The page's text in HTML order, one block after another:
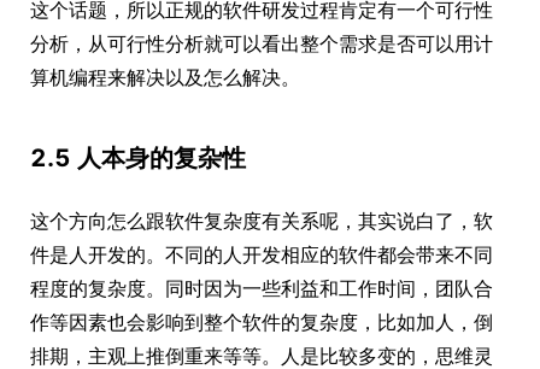
这个话题，所以正规的软件研发过程肯定有一个可行性
分析，从可行性分析就可以看出整个需求是否可以用计
算机编程来解决以及怎么解决。
2.5 人本身的复杂性
这个方向怎么跟软件复杂度有关系呢，其实说白了，软
件是人开发的。不同的人开发相应的软件都会带来不同
程度的复杂度。同时因为一些利益和工作时间，团队合
作等因素也会影响到整个软件的复杂度，比如加人，倒
排期，主观上推倒重来等等。人是比较多变的，思维灵